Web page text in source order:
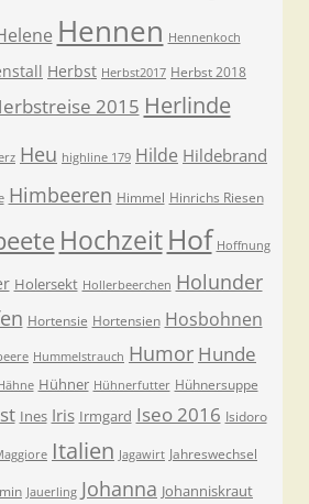
Hennen Hennenkoch
Herbst Herbst2017 Herbst 2018
2015 Herlinde
Heu highline 179 Hilde Hildebrand
Himbeeren Himmel Hinrichs Riesen
Hochzeit Hof Hoffnung
Holersekt Hollerbeerchen Holunder
Hortensie Hortensien Hosbohnen
Hummelstrauch Humor Hunde
Hühner Hühnerfutter Hühnersuppe
Ines Iris Irmgard Iseo 2016 Isidoro
Italien Jagawirt Jahreswechsel
Jauerling Johanna Johanniskraut